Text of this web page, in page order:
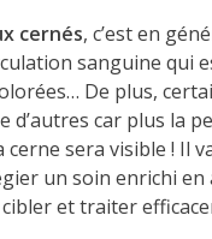
cernés, c’est en
sanguine qui
De plus,
d’autres car plus la
cerne sera visible ! Il
un soin enrichi en
et traiter